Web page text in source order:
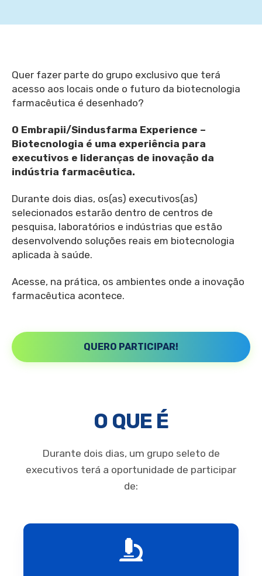
Quer fazer parte do grupo exclusivo que terá
acesso aos locais onde o futuro da biotecnologia
farmacêutica é desenhado?
O Embrapii/Sindusfarma Experience –
Biotecnologia é uma experiência para
executivos e lideranças de inovação da
indústria farmacêutica.
Durante dois dias, os(as) executivos(as)
selecionados estarão dentro de centros de
pesquisa, laboratórios e indústrias que estão
desenvolvendo soluções reais em biotecnologia
aplicada à saúde.
Acesse, na prática, os ambientes onde a inovação
farmacêutica acontece.
QUERO PARTICIPAR!
O QUE É
Durante dois dias, um grupo seleto de
executivos terá a oportunidade de participar
de: